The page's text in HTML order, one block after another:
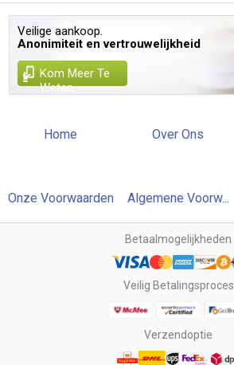
Veilige aankoop.
Anonimiteit en vertrouwelijkheid
Kom Meer Te
Weten
Home Over Ons
Onze Voorwaarden Algemene Voorw...
Betaalmogelijkheden
Veilig Betalingsproces
Verzendoptie